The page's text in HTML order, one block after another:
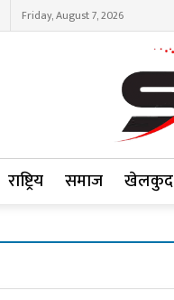
Friday, August 7, 2026
राष्ट्रिय समाज खेलकुद